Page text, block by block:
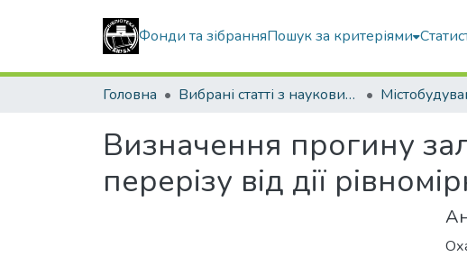
Фонди та зібранняПошук за критеріями
Головна Вибрані статті з наукових збірників КНУБА
Визначення прогину
перерізу від дії